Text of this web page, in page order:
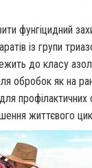
фунгіцидний
із групи
до класу
обробок як на
профілактичних
життєвого